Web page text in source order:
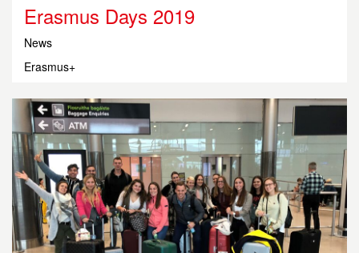
Erasmus Days 2019
News
Erasmus+